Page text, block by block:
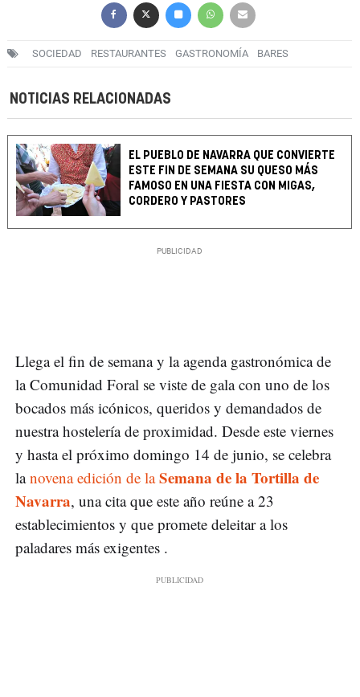
SOCIEDAD RESTAURANTES GASTRONOMÍA BARES
NOTICIAS RELACIONADAS
EL PUEBLO DE NAVARRA QUE CONVIERTE
ESTE FIN DE SEMANA SU QUESO MÁS
FAMOSO EN UNA FIESTA CON MIGAS,
CORDERO Y PASTORES
Llega el fin de semana y la agenda gastronómica de
la Comunidad Foral se viste de gala con uno de los
bocados más icónicos, queridos y demandados de
nuestra hostelería de proximidad. Desde este viernes
y hasta el próximo domingo 14 de junio, se celebra
lanovena edición de laSemana de la Tortilla de
Navarra, una cita que este año reúne a 23
establecimientos y que promete deleitar a los
paladares más exigentes .